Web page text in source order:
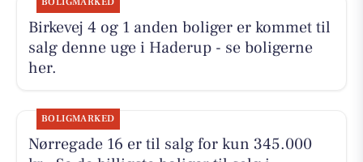
Birkevej 4 og 1 anden boliger er kommet til
salg denne uge i Haderup - se boligerne
her.
BOLIGMARKED
Nørregade 16 er til salg for kun 345.000